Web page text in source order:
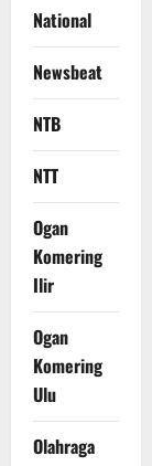
National
Newsbeat
NTB
NTT
Ogan
Komering
Ilir
Ogan
Komering
Ulu
Olahraga